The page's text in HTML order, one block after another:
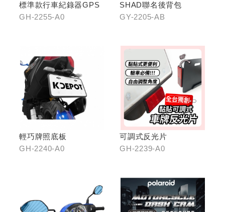
標準款行車紀錄器GPS
GH-2255-A0
SHAD聯名後背包
GY-2205-AB
輕巧牌照底板
GH-2240-A0
可調式反光片
GH-2239-A0